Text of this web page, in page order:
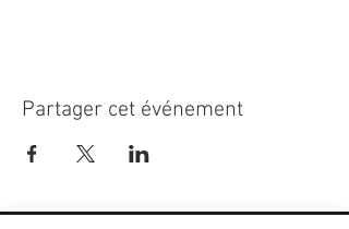
Partager cet événement